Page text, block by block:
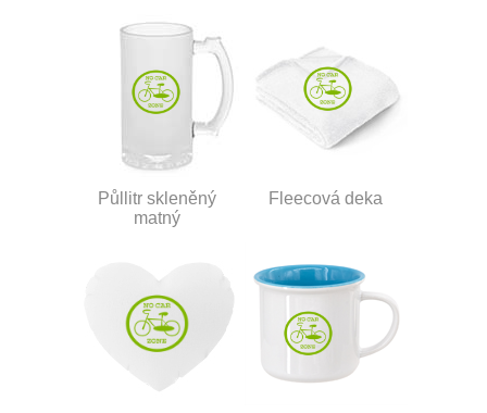
Půllitr skleněný
matný
Fleecová deka